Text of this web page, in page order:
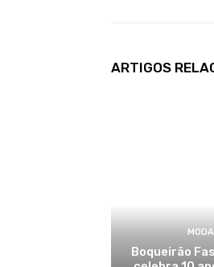
ARTIGOS
MODA
Boqueirão